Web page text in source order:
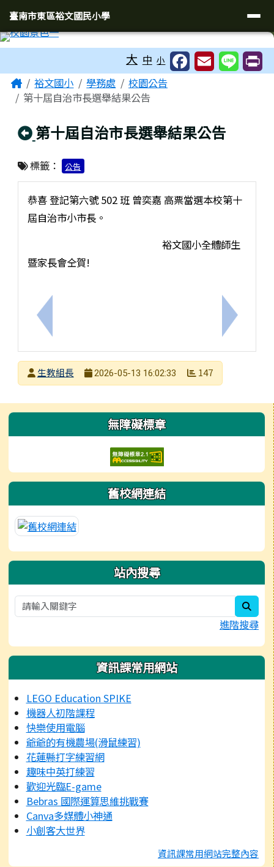
臺南市東區裕文國民小學
導覽列
臺南市東區裕文國民小學
大 中 小
主內容區域
Home裕文國小 學務處
校園公告
第十屆自治市長選舉結果公告
回上頁
第十屆自治市長選舉結果公告
標籤： 公告
上一筆：中華民國各界慶祝第104 屆國際合作社節
恭喜 登記第六號 502 班 曾奕嘉 高票當選本校第十
屆自治市小市長。
裕文國小全體師生
暨家長會仝賀!
下一筆：
發布者
生教組長
2026-05-13 16:02:33 147
左邊區域內容 無障礙標章
舊校網連結
站內搜尋
進階搜尋
資訊課常用網站
LEGO Education SPIKE
機器人初階課程
快樂使用電腦
爺爺的有機農場(滑鼠練習)
花蓮縣打字練習網
趣味中英打練習
歡迎光臨E-game
Bebras 國際運算思維挑戰賽
Canva多媒體小神通
小創客大世界
資訊課常用網站完整內容
頁尾區域